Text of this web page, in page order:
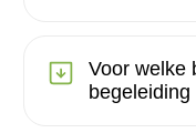
Voor welke